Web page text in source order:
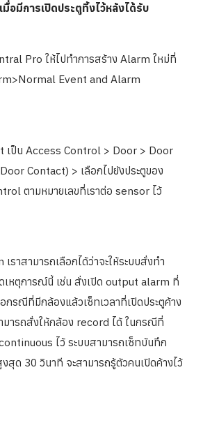
อมีการเปิดประตูทิ้งไว้หลังได้รับ
Pro ให้ไปทำการสร้าง Alarm ใหม่ที่
Event and Alarm
เป็น Access Control > Door > Door
Contact) > เลือกไปยังประตูของ
ตามหมายเลขที่เราต่อ sensor ไว้
ราสามารถเลือกได้ว่าจะให้ระบบสั่งทำ
เหตุการณ์นี้ เช่น สั่งเปิด output alarm ที่
กรณีที่มีกล้องแล้วเซ็ทเวลาที่เปิดประตูค้าง
มารถสั่งให้กล้อง record ได้ ในกรณีที่
ไว้ ระบบสามารถเซ็ทบันทึก
สุด 30 วินาที จะสามารถรู้ตัวคนเปิดค้างไว้